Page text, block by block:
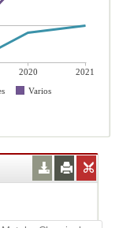
2020
2021
Varios